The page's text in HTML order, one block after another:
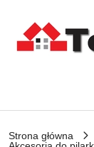
Strona główna